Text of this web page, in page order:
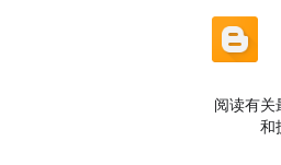
阅读有关
和